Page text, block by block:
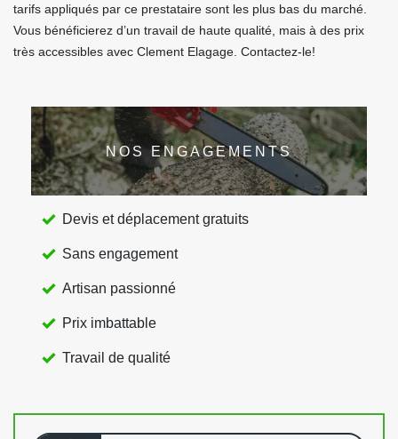
tarifs appliqués par ce prestataire sont les plus bas du marché.
Vous bénéficierez d’un travail de haute qualité, mais à des prix
très accessibles avec Clement Elagage. Contactez-le!
NOS ENGAGEMENTS
Devis et déplacement gratuits
Sans engagement
Artisan passionné
Prix imbattable
Travail de qualité